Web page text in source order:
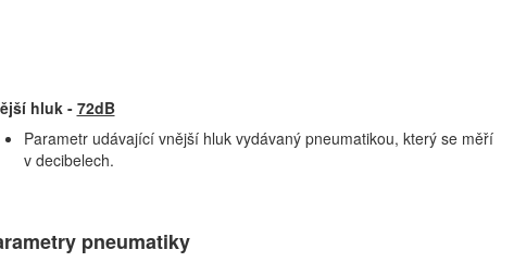
hluk -72dB
Parametr udávající vnější hluk vydávaný pneumatikou, který se měří
v decibelech.
pneumatiky